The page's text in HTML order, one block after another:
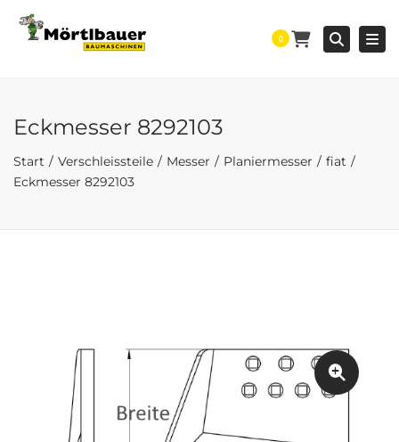
0
Eckmesser 8292103
Start Verschleissteile Messer Planiermesser
fiat
Eckmesser 8292103